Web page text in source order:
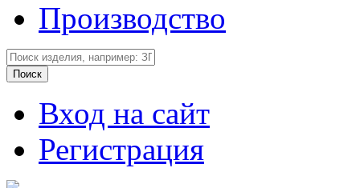
Производство
Вход на сайт
Регистрация